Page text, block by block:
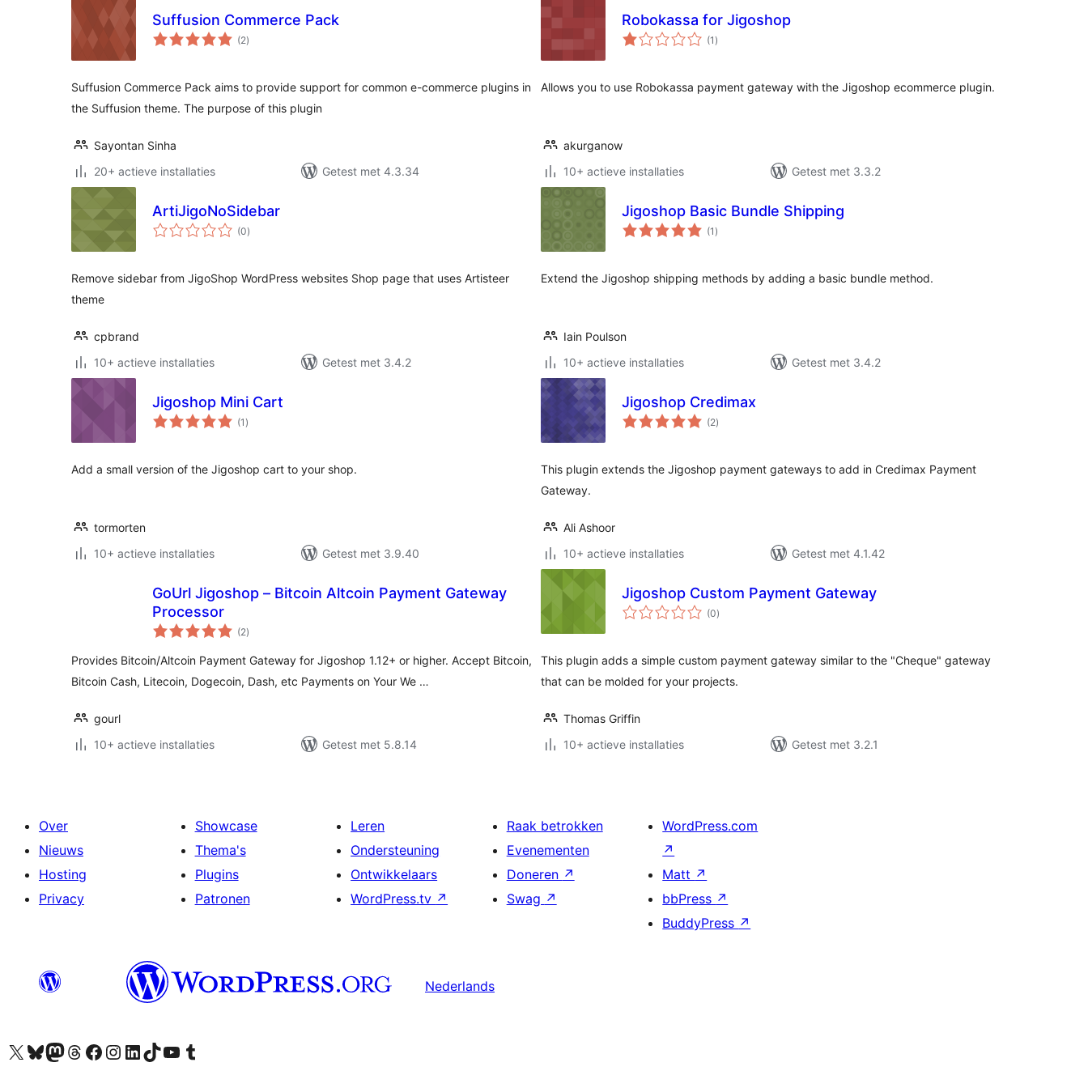
Suffusion Commerce Pack
(2totaal
waarderingen
)
Suffusion Commerce Pack aims to provide support for common e-commerce plugins in
the Suffusion theme. The purpose of this plugin
Sayontan Sinha
20+ actieve installaties
Getest met 4.3.34
Robokassa for Jigoshop
(1 totaal
waarderingen
)
Allows you to use Robokassa payment gateway with the Jigoshop ecommerce plugin.
akurganow
10+ actieve installaties
Getest met 3.3.2
ArtiJigoNoSidebar
(0totaal
waarderingen
)
Remove sidebar from JigoShop WordPress websites Shop page that uses Artisteer
theme
cpbrand
10+ actieve installaties
Getest met 3.4.2
Jigoshop Basic Bundle Shipping
(1 totaal
waarderingen
)
Extend the Jigoshop shipping methods by adding a basic bundle method.
Iain Poulson
10+ actieve installaties
Getest met 3.4.2
Jigoshop Mini Cart
(1 totaal
waarderingen
)
Add a small version of the Jigoshop cart to your shop.
tormorten
10+ actieve installaties
Getest met 3.9.40
Jigoshop Credimax
(2totaal
waarderingen
)
This plugin extends the Jigoshop payment gateways to add in Credimax Payment
Gateway.
Ali Ashoor
10+ actieve installaties
Getest met 4.1.42
GoUrl Jigoshop – Bitcoin Altcoin Payment Gateway
Processor
(2totaal
waarderingen
)
Provides Bitcoin/Altcoin Payment Gateway for Jigoshop 1.12+ or higher. Accept Bitcoin,
Bitcoin Cash, Litecoin, Dogecoin, Dash, etc Payments on Your We …
gourl
10+ actieve installaties
Getest met 5.8.14
Jigoshop Custom Payment Gateway
(0totaal
waarderingen
)
This plugin adds a simple custom payment gateway similar to the "Cheque" gateway
that can be molded for your projects.
Thomas Griffin
10+ actieve installaties
Getest met 3.2.1
Over
Nieuws
Hosting
Privacy
Showcase
Thema's
Plugins
Patronen
Leren
Ondersteuning
Ontwikkelaars
WordPress.tv ↗
Raak betrokken
Evenementen
Doneren ↗
Swag ↗
WordPress.com
↗
Matt ↗
bbPress ↗
BuddyPress ↗
Nederlands
Bezoek ons X (voorheen Twitter) account
Bezoek ons Bluesky account
Bezoek ons Mastodon account
Bezoek ons Threads account
Onze Facebook pagina bezoeken
Bezoek ons Instagram account
Bezoek ons LinkedIn account
Bezoek ons TikTok account
Bezoek ons YouTube kanaalBezoek ons Tumblr account